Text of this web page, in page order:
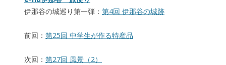
伊那谷の城巡り第一弾： 第4回 伊那谷の城跡
前回： 第25回 中学生が作る特産品
次回： 第27回 風景（2）